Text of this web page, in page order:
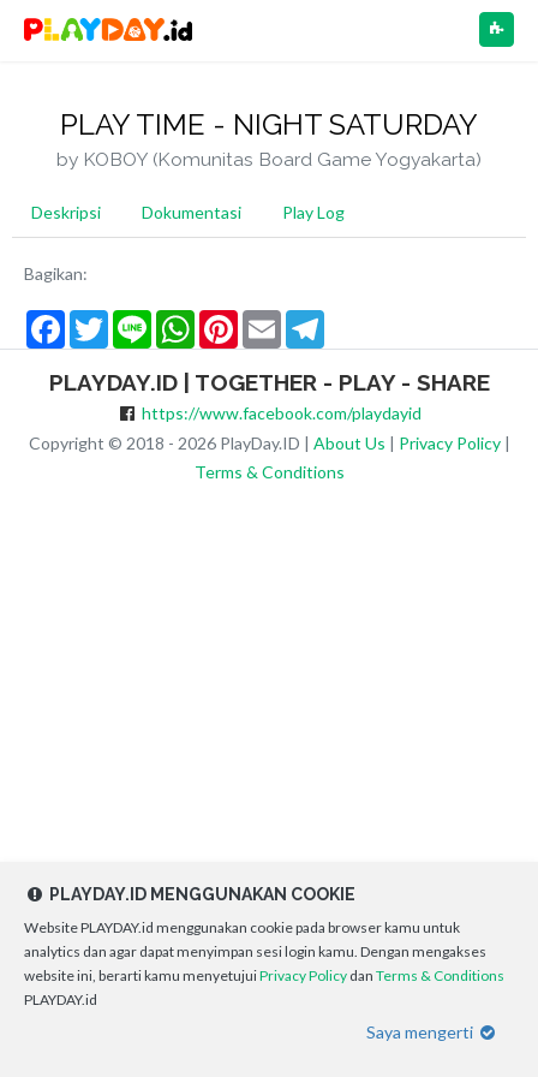
NAV
PLAY TIME - NIGHT SATURDAY
by KOBOY (Komunitas Board Game Yogyakarta)
Deskripsi Dokumentasi Play Log
Bagikan:
FacebookTwitterLine WhatsAppPinterest
Email
PLAYDAY.ID | TOGETHER - PLAY - SHARE
https://www.facebook.com/playdayid
Copyright © 2018 - 2026 PlayDay.ID | About Us | Privacy Policy|
Terms & Conditions
PLAYDAY.ID MENGGUNAKAN COOKIE
Website PLAYDAY.id menggunakan cookie pada browser kamu untuk
analytics dan agar dapat menyimpan sesi login kamu. Dengan mengakses
website ini, berarti kamu menyetujuiPrivacy Policy dan Terms & Conditions
PLAYDAY.id
Saya mengerti